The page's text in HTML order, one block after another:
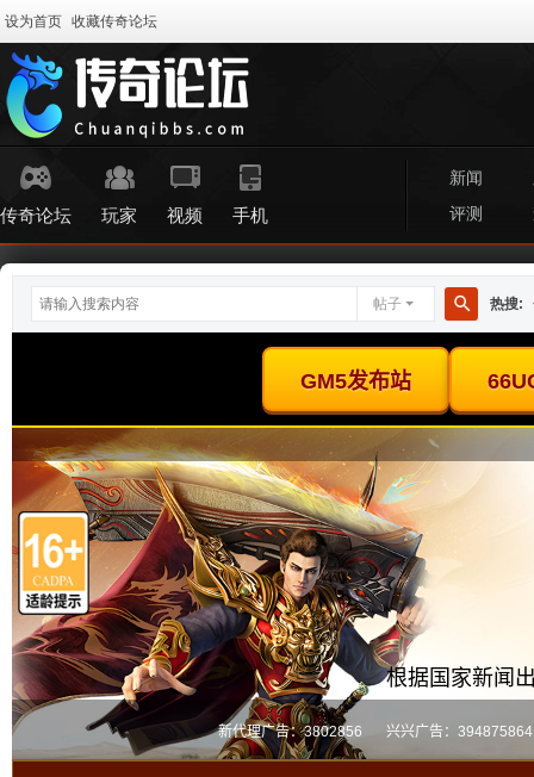
设为首页 收藏传奇论坛
传奇论坛 玩家 视频 手机
新闻
评测
帖子
搜
热搜: